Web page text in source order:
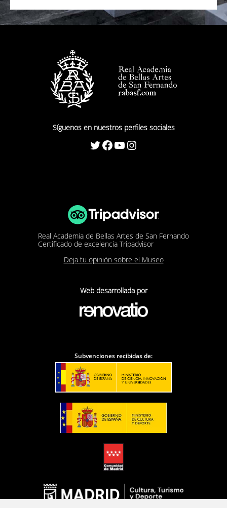
Síguenos en nuestros perfiles sociales
Twitter Facebook YouTube Instagram
Real Academia de Bellas Artes de San Fernando
Certificado de excelencia Tripadvisor
Deja tu opinión sobre el Museo
Web desarrollada por
Subvenciones recibidas de: